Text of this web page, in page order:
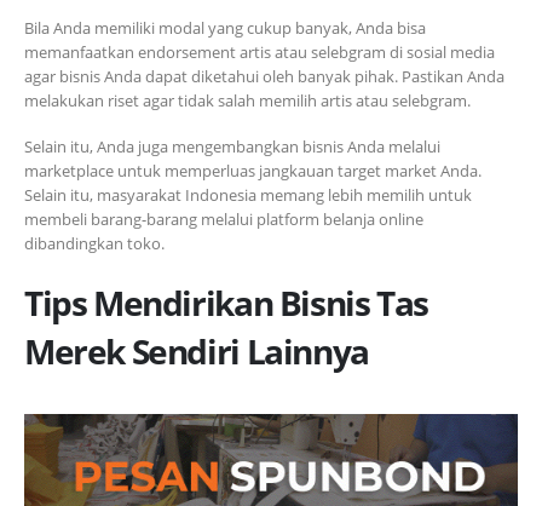
Bila Anda memiliki modal yang cukup banyak, Anda bisa
memanfaatkan endorsement artis atau selebgram di sosial media
agar bisnis Anda dapat diketahui oleh banyak pihak. Pastikan Anda
melakukan riset agar tidak salah memilih artis atau selebgram.
Selain itu, Anda juga mengembangkan bisnis Anda melalui
marketplace untuk memperluas jangkauan target market Anda.
Selain itu, masyarakat Indonesia memang lebih memilih untuk
membeli barang-barang melalui platform belanja online
dibandingkan toko.
Tips Mendirikan Bisnis Tas
Merek Sendiri Lainnya